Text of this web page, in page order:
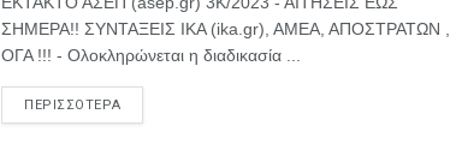
ΣΗΜΕΡΑ!! ΣΥΝΤΑΞΕΙΣ ΙΚΑ (ika.gr), ΑΜΕΑ, ΑΠΟΣΤΡΑΤΩΝ ,
ΟΓΑ !!! - Ολοκληρώνεται η διαδικασία ...
ΠΕΡΙΣΣΟΤΕΡΑ